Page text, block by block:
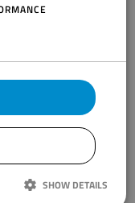
SHOW DETAILS